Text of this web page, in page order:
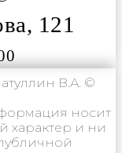
121
В.А. ©
носит
характер и ни